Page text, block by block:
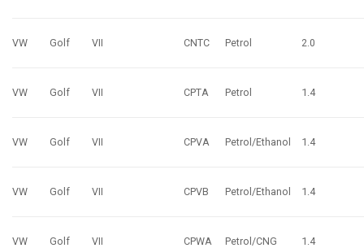
VW Golf VII CNTC Petrol 2.0
VW Golf VII CPTA Petrol 1.4
VW Golf VII CPVA Petrol/Ethanol 1.4
VW Golf VII CPVB Petrol/Ethanol 1.4
VW Golf VII CPWA Petrol/CNG 1.4